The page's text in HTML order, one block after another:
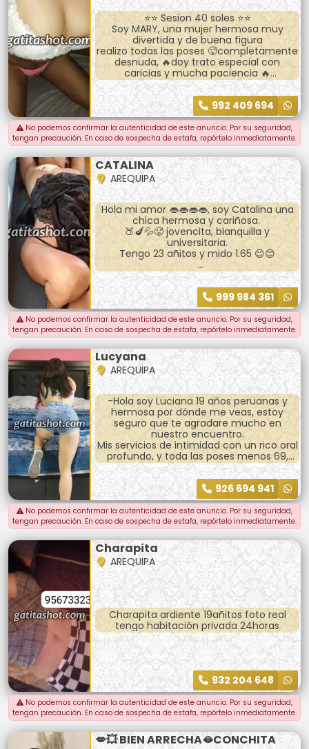
⭐️⭐️ Sesion 40 soles ⭐️⭐️
Soy MARY, una mujer hermosa muy
divertida y de buena figura
realizo todas las poses 🥵completamente
desnuda, 🔥doy trato especial con
caricias y mucha paciencia 🔥
para que pases un momento agradable
conmigo escríbeme o llámame 😘
Me ubicas por Mariscal Castilla ovalo.
🕑HORARIO DE ATENCION 🕜
De. 10:00 de la mañana 🌞
Hasta 8:00 de la noche. 🌜
992 409 694
No podemos confirmar la autenticidad de este anuncio. Por su seguridad,
tengan precaución. En caso de sospecha de estafa, repórtelo inmediatamente.
CATALINA
AREQUIPA
Hola mi amor 👄👄👄👄, soy Catalina una
chica hermosa y cariñosa.
🍑🍆💦🥵 jovencita, blanquilla y
universitaria.
Tengo 23 añitos y mido 1.65 😉😊
Atiendo las 24 horas
Masajes y anal 🔥😚😚👄😚😚🔥
⭐️50 soles la sesión⭐️
Si quieres conocerme llamame papi. ❤️❤️
🔥🔥🔥❤️❤️
999 984 361
No podemos confirmar la autenticidad de este anuncio. Por su seguridad,
tengan precaución. En caso de sospecha de estafa, repórtelo inmediatamente.
Lucyana
AREQUIPA
-Hola soy Luciana 19 años peruanas y
hermosa por dónde me veas, estoy
seguro que te agradare mucho en
nuestro encuentro.
Mis servicios de intimidad con un rico oral
profundo, y toda las poses menos 69,
desnudo completo, hora completa, trato
se pareja.
*Salida a hoteles* llevar preservativos y
avisar con anticipación.
926 694 941
No podemos confirmar la autenticidad de este anuncio. Por su seguridad,
tengan precaución. En caso de sospecha de estafa, repórtelo inmediatamente.
Charapita
AREQUIPA
Charapita ardiente 19añitos foto real
tengo habitación privada 24horas
932 204 648
No podemos confirmar la autenticidad de este anuncio. Por su seguridad,
tengan precaución. En caso de sospecha de estafa, repórtelo inmediatamente.
💋💥 BIEN ARRECHA🫦CONCHITA